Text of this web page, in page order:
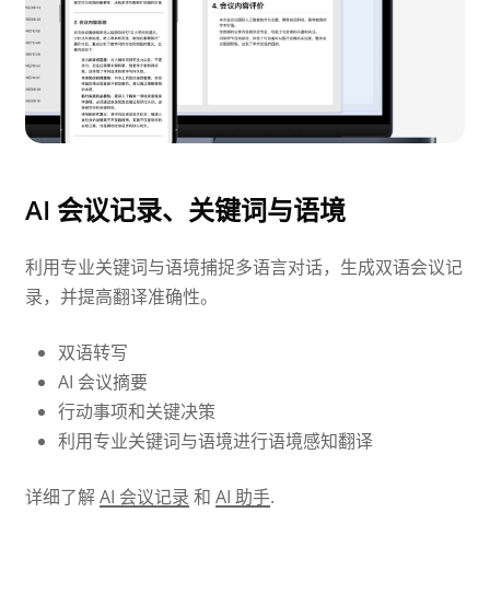
AI 会议记录、关键词与语境
利用专业关键词与语境捕捉多语言对话，生成双语会议记
录，并提高翻译准确性。
双语转写
AI 会议摘要
行动事项和关键决策
利用专业关键词与语境进行语境感知翻译
详细了解AI 会议记录 和 AI 助手.